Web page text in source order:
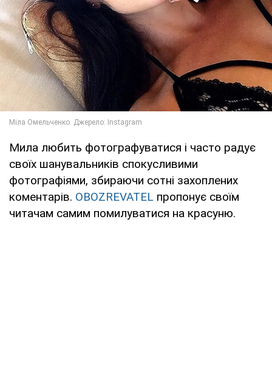
Мила любить фотографуватися і часто радує
своїх шанувальників спокусливими
фотографіями, збираючи сотні захоплених
коментарів. OBOZREVATEL пропонує своїм
читачам самим помилуватися на красуню.